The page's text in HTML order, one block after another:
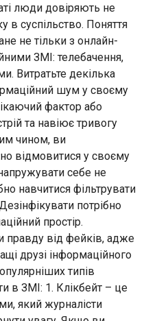
люди довіряють не
в суспільство. Поняття
не тільки з онлайн-
ЗМІ: телебачення,
Витратьте декілька
шум у своєму
фактор або
та навіює тривогу
чином, ви
відмовитися у своєму
себе не
навчитися фільтрувати
потрібно
простір.
правду від фейків, адже
друзі інформаційного
типів
в ЗМІ: 1. Клікбейт – це
який журналісти